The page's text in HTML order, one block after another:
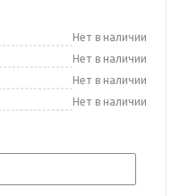
Нет в наличии
Нет в наличии
Нет в наличии
Нет в наличии